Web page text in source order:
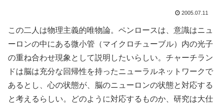
2005.07.11
この二人は物理主義的唯物論。ペンロースは、意識はニュ
ーロンの中にある微小管（マイクロチューブル）内の光子
の重ね合わせ現象として説明したいらしい。チャーチラン
ドは脳は充分な回帰性を持ったニューラルネットワークで
あるとし、心の状態が、脳のニューロンの状態と対応する
と考えるらしい。どのように対応するものか、研究は大仕